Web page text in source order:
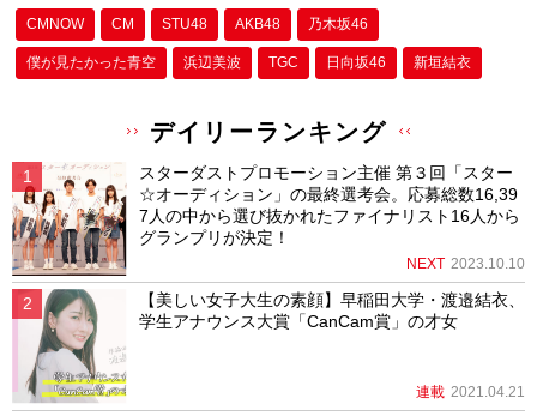
CMNOW CM STU48 AKB48 乃木坂46
僕が⾒たかった⻘空 浜辺美波 TGC 日向坂46 新垣結衣
デイリーランキング
スターダストプロモーション主催 第３回「スター
☆オーディション」の最終選考会。応募総数16,39
7人の中から選び抜かれたファイナリスト16人から
グランプリが決定！
NEXT 2023.10.10
【美しい女子大生の素顔】早稲田大学・渡邉結衣、
学生アナウンス大賞「CanCam賞」の才女
連載 2021.04.21